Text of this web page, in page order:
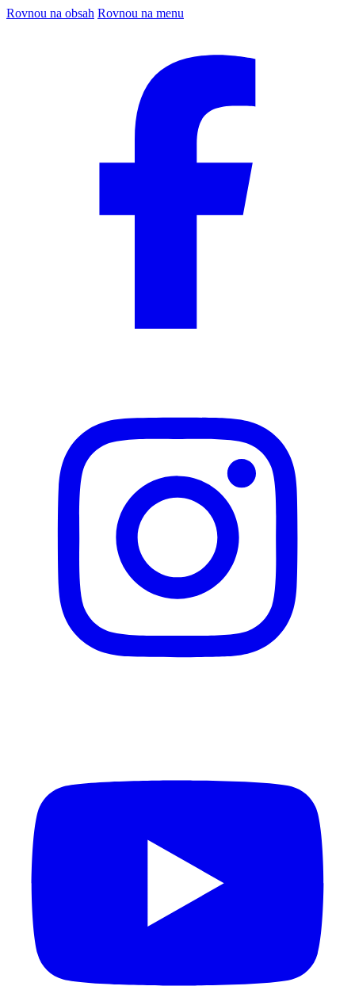
Rovnou na obsah Rovnou na menu